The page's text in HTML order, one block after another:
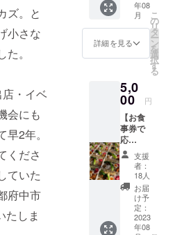
ズ。と
小さな
。
・イベ
会にも
2年。
くださ
ていた
府中市
たしま
②お礼
のメー
ル
イノニ
アさ
ん
https://
www.in
stagra
koinoni
a8man/
とのコ
ラボお
弁当エ
コバッ
グ！！
(横27㎝
×縦19
㎝ 手
作りで
すので
多少サ
イズは
年08
月
詳細を見る
こ
の
リ
タ
ー
ン
を
選
択
す
る
5,0
00 円
【お食
事券で
応
援！！
】 ①お
食事券
(500円
×10枚)
ご利用
期間：
2023年
支援
者：
18人
お届
け予
定：
2023
年08